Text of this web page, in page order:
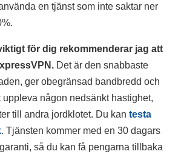
en tjänst som inte saktar ner
för dig rekommenderar jag att
Det är den snabbaste
ger obegränsad bandbredd och
uppleva någon nedsänkt hastighet,
till andra jordklotet. Du kan testa
. Tjänsten kommer med en 30 dagars
så du kan få pengarna tillbaka